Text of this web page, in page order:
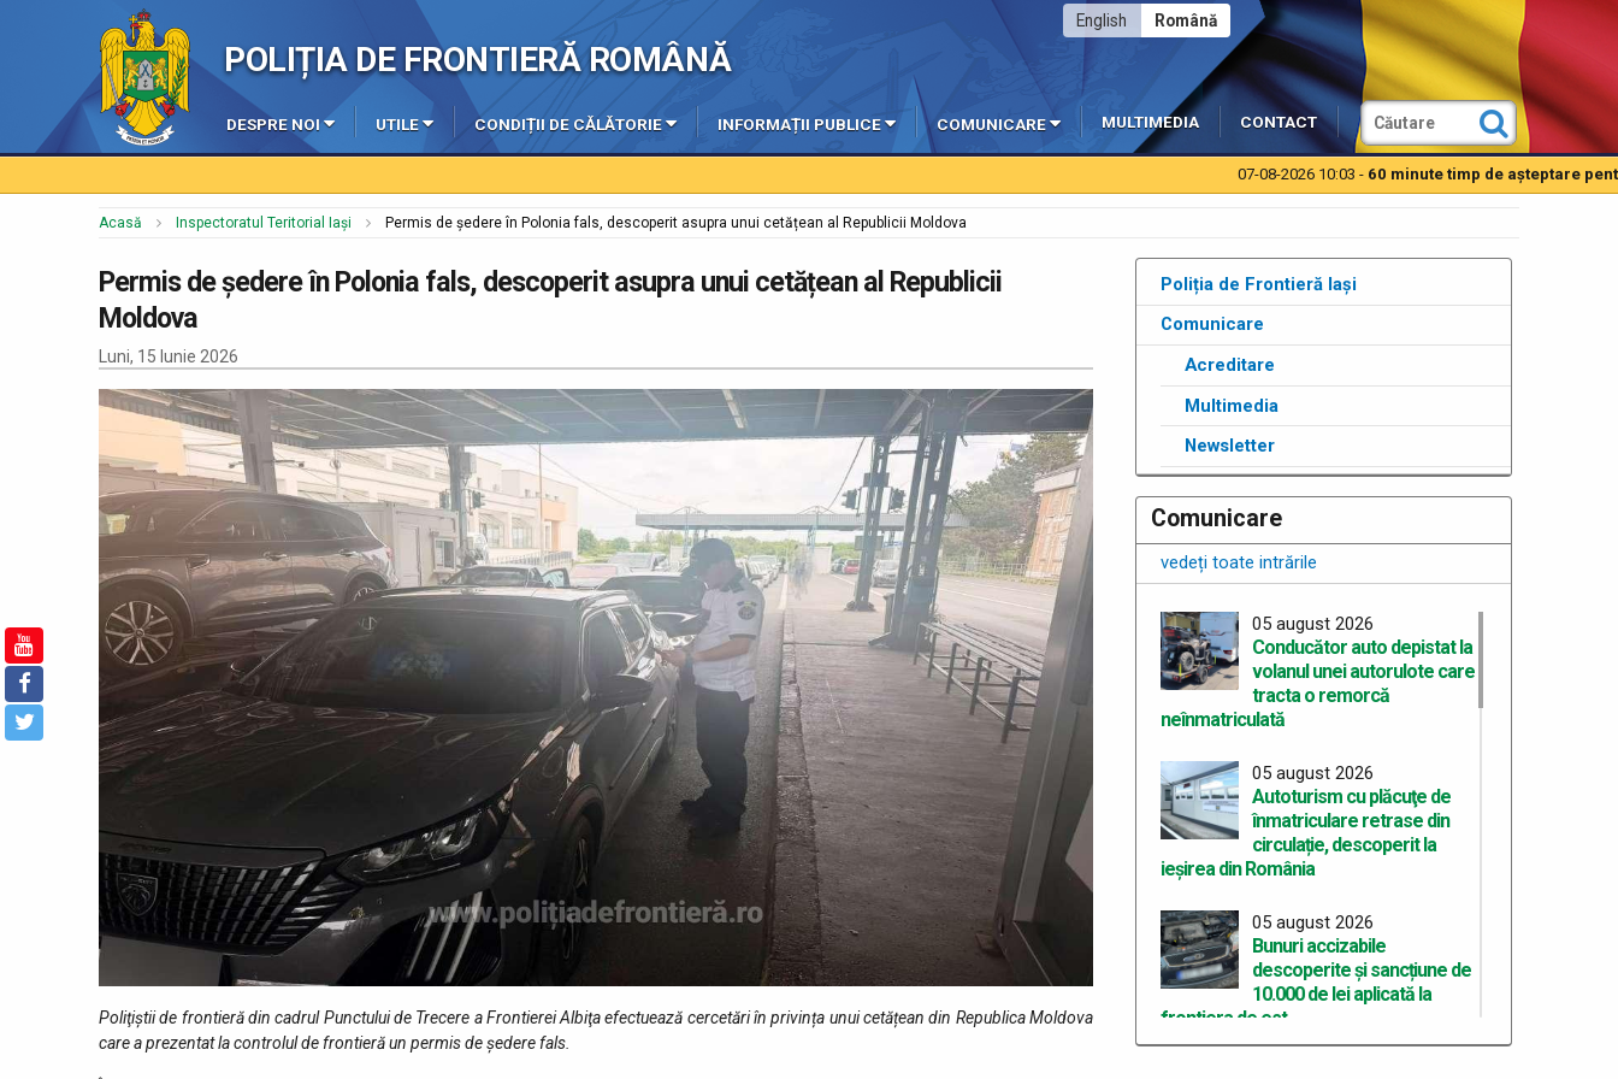
POLIȚIA DE FRONTIERĂ ROMÂNĂ
Română
English
DESPRE NOI UTILE CONDIȚII DE CĂLĂTORIE INFORMAȚII PUBLICE COMUNICARE MULTIMEDIA CONTACT
07-08-2026 10:03 -60 minute timp de aşteptare pentru
Acasă Inspectoratul Teritorial Iași Permis de ședere în Polonia fals, descoperit asupra unui cetățean al Republicii Moldova
Permis de ședere în Polonia fals, descoperit asupra unui cetățean al Republicii
Moldova
Luni, 15 Iunie 2026
Poliţiştii de frontieră din cadrul Punctului de Trecere a Frontierei Albiţa efectuează cercetări în privința unui cetățean din Republica Moldova
care a prezentat la controlul de frontieră un permis de ședere fals.
Poliția de Frontieră Iași
Comunicare
Acreditare
Multimedia
Newsletter
Comunicare
vedeți toate intrările
05 august 2026
Conducător auto depistat la
volanul unei autorulote care
tracta o remorcă
neînmatriculată
05 august 2026
Autoturism cu plăcuţe de
înmatriculare retrase din
circulație, descoperit la
ieșirea din România
05 august 2026
Bunuri accizabile
descoperite și sancțiune de
10.000 de lei aplicată la
frontiera de est